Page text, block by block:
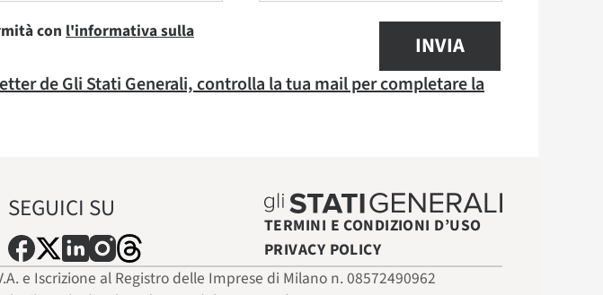
con l'informativa sulla
INVIA
de Gli Stati Generali, controlla la tua mail per completare la
SEGUICI SU
TERMINI E CONDIZIONI D’USO
PRIVACY POLICY
e Iscrizione al Registro delle Imprese di Milano n. 08572490962